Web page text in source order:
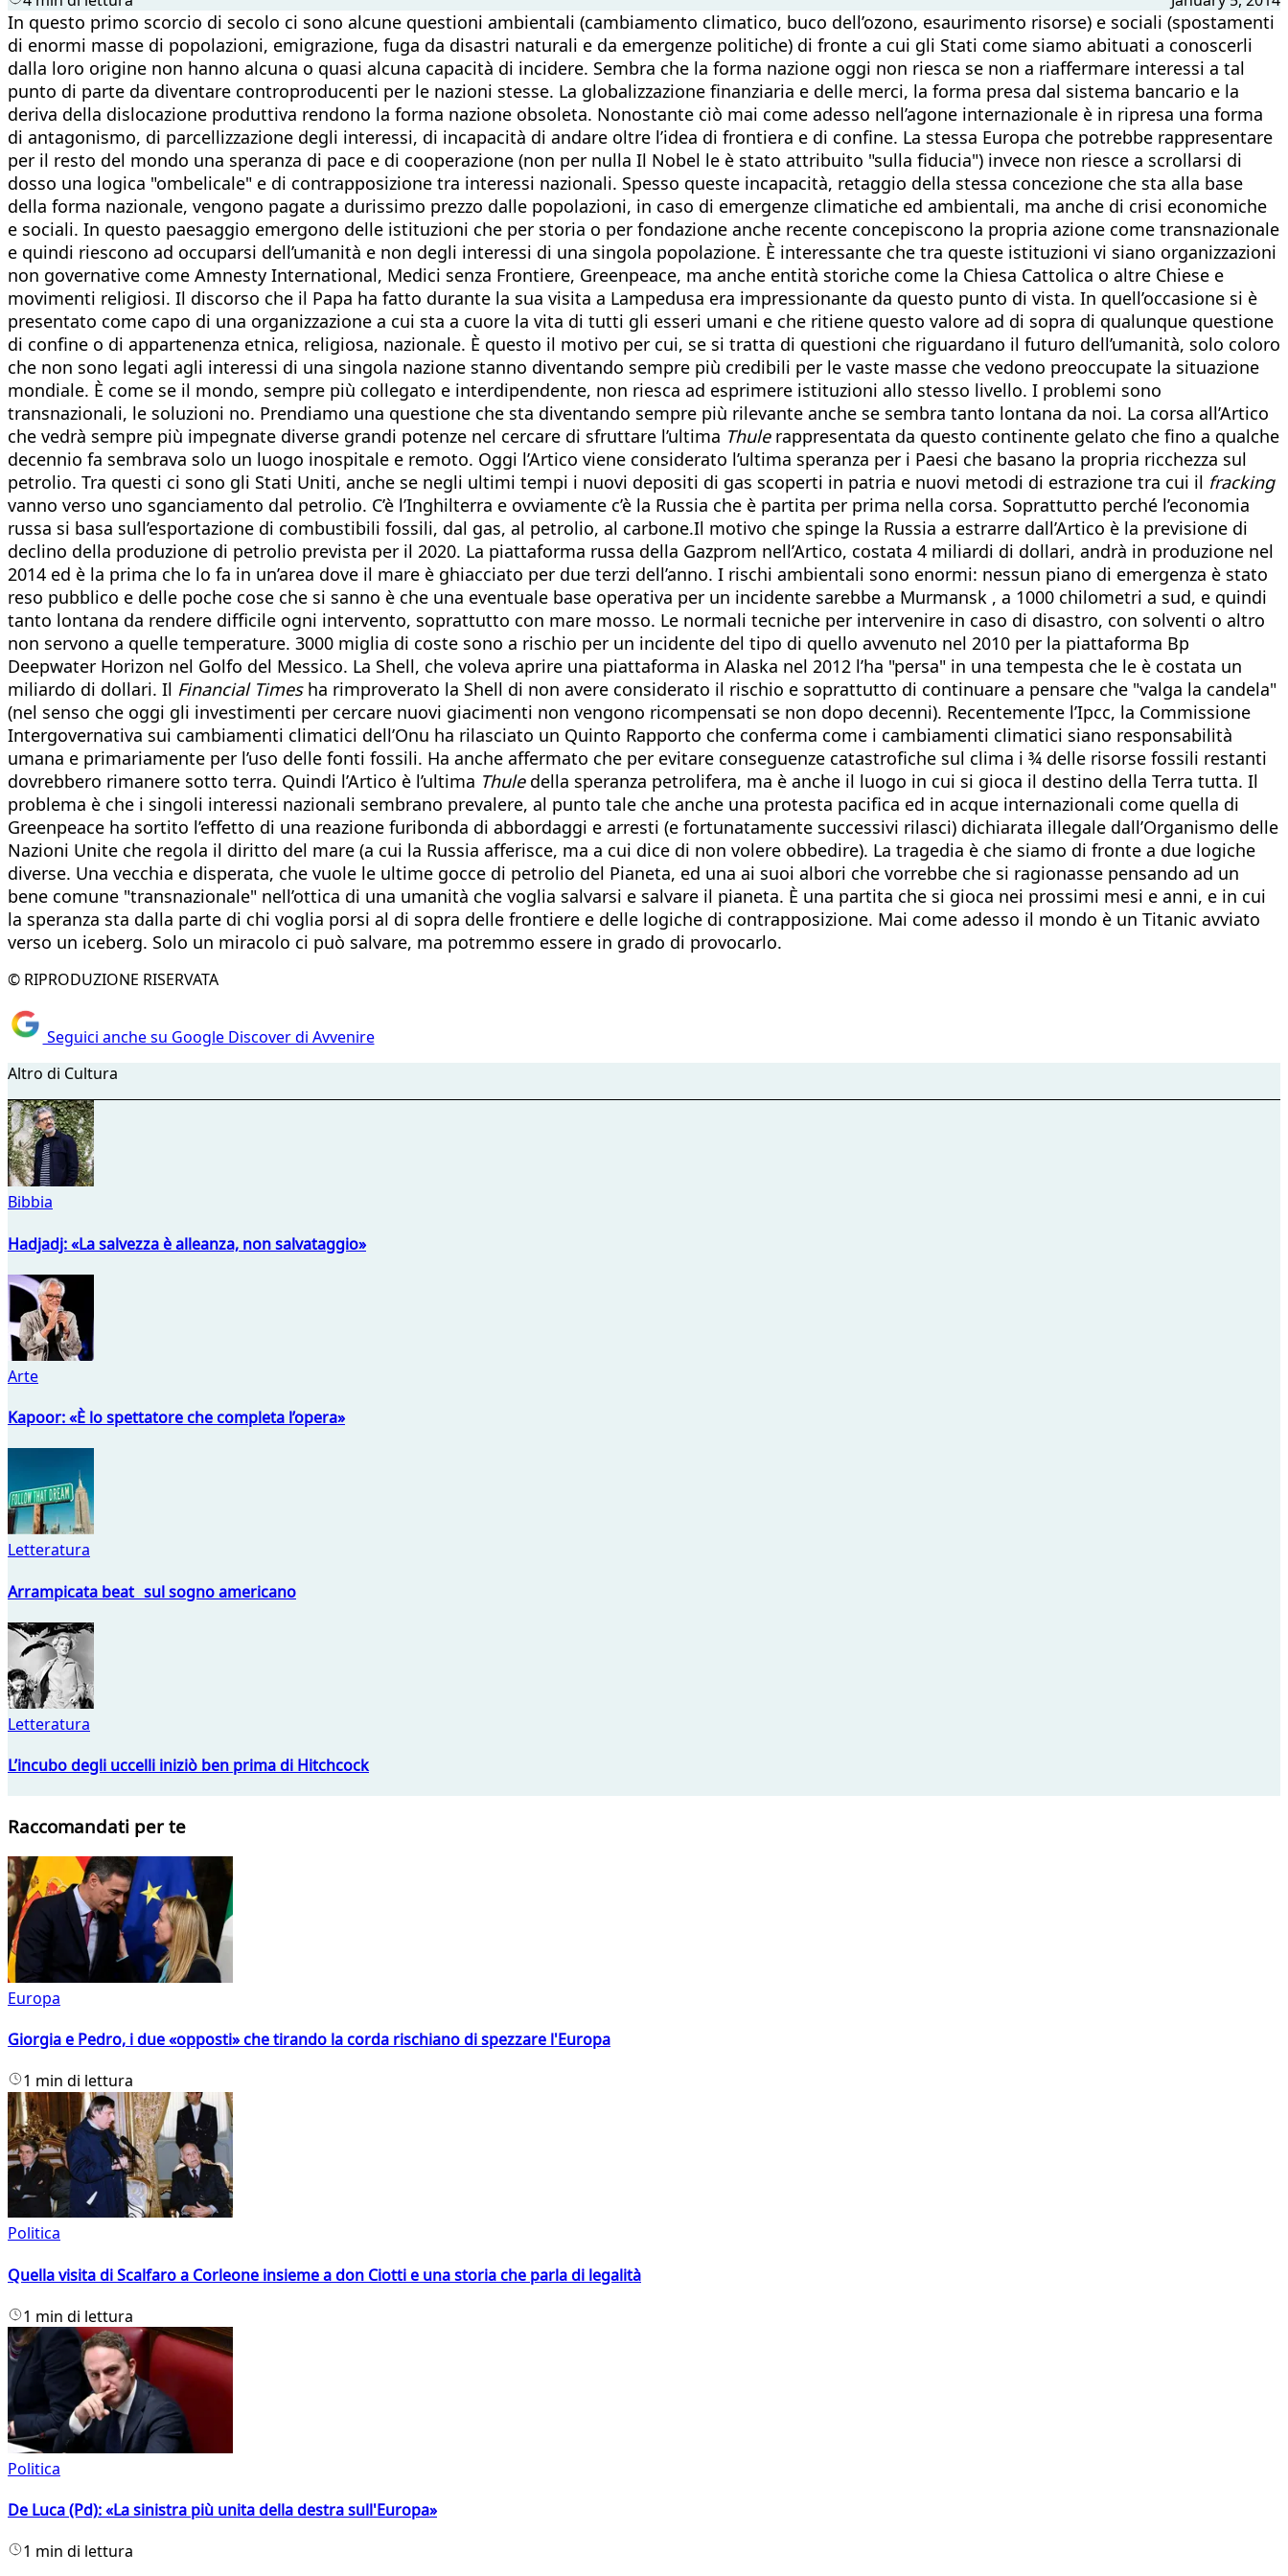
In questo primo scorcio di secolo ci sono alcune questioni ambientali (cambiamento climatico, buco dell’ozono, esaurimento risorse) e sociali (spostamenti
di enormi masse di popolazioni, emigrazione, fuga da disastri naturali e da emergenze politiche) di fronte a cui gli Stati come siamo abituati a conoscerli
dalla loro origine non hanno alcuna o quasi alcuna capacità di incidere. Sembra che la forma nazione oggi non riesca se non a riaffermare interessi a tal
punto di parte da diventare controproducenti per le nazioni stesse. La globalizzazione finanziaria e delle merci, la forma presa dal sistema bancario e la
deriva della dislocazione produttiva rendono la forma nazione obsoleta. Nonostante ciò mai come adesso nell’agone internazionale è in ripresa una forma
di antagonismo, di parcellizzazione degli interessi, di incapacità di andare oltre l’idea di frontiera e di confine. La stessa Europa che potrebbe rappresentare
per il resto del mondo una speranza di pace e di cooperazione (non per nulla Il Nobel le è stato attribuito "sulla fiducia") invece non riesce a scrollarsi di
dosso una logica "ombelicale" e di contrapposizione tra interessi nazionali. Spesso queste incapacità, retaggio della stessa concezione che sta alla base
della forma nazionale, vengono pagate a durissimo prezzo dalle popolazioni, in caso di emergenze climatiche ed ambientali, ma anche di crisi economiche
e sociali. In questo paesaggio emergono delle istituzioni che per storia o per fondazione anche recente concepiscono la propria azione come transnazionale
e quindi riescono ad occuparsi dell’umanità e non degli interessi di una singola popolazione. È interessante che tra queste istituzioni vi siano organizzazioni
non governative come Amnesty International, Medici senza Frontiere, Greenpeace, ma anche entità storiche come la Chiesa Cattolica o altre Chiese e
movimenti religiosi. Il discorso che il Papa ha fatto durante la sua visita a Lampedusa era impressionante da questo punto di vista. In quell’occasione si è
presentato come capo di una organizzazione a cui sta a cuore la vita di tutti gli esseri umani e che ritiene questo valore ad di sopra di qualunque questione
di confine o di appartenenza etnica, religiosa, nazionale. È questo il motivo per cui, se si tratta di questioni che riguardano il futuro dell’umanità, solo coloro
che non sono legati agli interessi di una singola nazione stanno diventando sempre più credibili per le vaste masse che vedono preoccupate la situazione
mondiale. È come se il mondo, sempre più collegato e interdipendente, non riesca ad esprimere istituzioni allo stesso livello. I problemi sono
transnazionali, le soluzioni no. Prendiamo una questione che sta diventando sempre più rilevante anche se sembra tanto lontana da noi. La corsa all’Artico
che vedrà sempre più impegnate diverse grandi potenze nel cercare di sfruttare l’ultima Thulerappresentata da questo continente gelato che fino a qualche
decennio fa sembrava solo un luogo inospitale e remoto. Oggi l’Artico viene considerato l’ultima speranza per i Paesi che basano la propria ricchezza sul
petrolio. Tra questi ci sono gli Stati Uniti, anche se negli ultimi tempi i nuovi depositi di gas scoperti in patria e nuovi metodi di estrazione tra cui il fracking
vanno verso uno sganciamento dal petrolio. C’è l’Inghilterra e ovviamente c’è la Russia che è partita per prima nella corsa. Soprattutto perché l’economia
russa si basa sull’esportazione di combustibili fossili, dal gas, al petrolio, al carbone.Il motivo che spinge la Russia a estrarre dall’Artico è la previsione di
declino della produzione di petrolio prevista per il 2020. La piattaforma russa della Gazprom nell’Artico, costata 4 miliardi di dollari, andrà in produzione nel
2014 ed è la prima che lo fa in un’area dove il mare è ghiacciato per due terzi dell’anno. I rischi ambientali sono enormi: nessun piano di emergenza è stato
reso pubblico e delle poche cose che si sanno è che una eventuale base operativa per un incidente sarebbe a Murmansk , a 1000 chilometri a sud, e quindi
tanto lontana da rendere difficile ogni intervento, soprattutto con mare mosso. Le normali tecniche per intervenire in caso di disastro, con solventi o altro
non servono a quelle temperature. 3000 miglia di coste sono a rischio per un incidente del tipo di quello avvenuto nel 2010 per la piattaforma Bp
Deepwater Horizon nel Golfo del Messico. La Shell, che voleva aprire una piattaforma in Alaska nel 2012 l’ha "persa" in una tempesta che le è costata un
miliardo di dollari. Il Financial Timesha rimproverato la Shell di non avere considerato il rischio e soprattutto di continuare a pensare che "valga la candela"
(nel senso che oggi gli investimenti per cercare nuovi giacimenti non vengono ricompensati se non dopo decenni). Recentemente l’Ipcc, la Commissione
Intergovernativa sui cambiamenti climatici dell’Onu ha rilasciato un Quinto Rapporto che conferma come i cambiamenti climatici siano responsabilità
umana e primariamente per l’uso delle fonti fossili. Ha anche affermato che per evitare conseguenze catastrofiche sul clima i ¾ delle risorse fossili restanti
dovrebbero rimanere sotto terra. Quindi l’Artico è l’ultima Thuledella speranza petrolifera, ma è anche il luogo in cui si gioca il destino della Terra tutta. Il
problema è che i singoli interessi nazionali sembrano prevalere, al punto tale che anche una protesta pacifica ed in acque internazionali come quella di
Greenpeace ha sortito l’effetto di una reazione furibonda di abbordaggi e arresti (e fortunatamente successivi rilasci) dichiarata illegale dall’Organismo delle
Nazioni Unite che regola il diritto del mare (a cui la Russia afferisce, ma a cui dice di non volere obbedire). La tragedia è che siamo di fronte a due logiche
diverse. Una vecchia e disperata, che vuole le ultime gocce di petrolio del Pianeta, ed una ai suoi albori che vorrebbe che si ragionasse pensando ad un
bene comune "transnazionale" nell’ottica di una umanità che voglia salvarsi e salvare il pianeta. È una partita che si gioca nei prossimi mesi e anni, e in cui
la speranza sta dalla parte di chi voglia porsi al di sopra delle frontiere e delle logiche di contrapposizione. Mai come adesso il mondo è un Titanic avviato
verso un iceberg. Solo un miracolo ci può salvare, ma potremmo essere in grado di provocarlo.
© RIPRODUZIONE RISERVATA
Seguici anche su Google Discover di Avvenire
Altro di Cultura
Bibbia
Hadjadj: «La salvezza è alleanza, non salvataggio»
Arte
Kapoor: «È lo spettatore che completa l’opera»
Letteratura
Arrampicata beat sul sogno americano
Letteratura
L’incubo degli uccelli iniziò ben prima di Hitchcock
Raccomandati per te
Europa
Giorgia e Pedro, i due «opposti» che tirando la corda rischiano di spezzare l'Europa
1 min di lettura
Politica
Quella visita di Scalfaro a Corleone insieme a don Ciotti e una storia che parla di legalità
1 min di lettura
Politica
De Luca (Pd): «La sinistra più unita della destra sull'Europa»
1 min di lettura